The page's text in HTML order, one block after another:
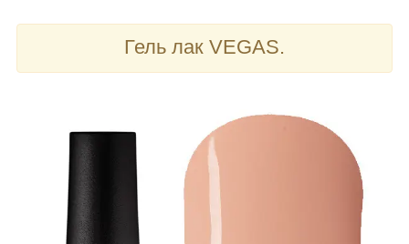
Гель лак VEGAS.